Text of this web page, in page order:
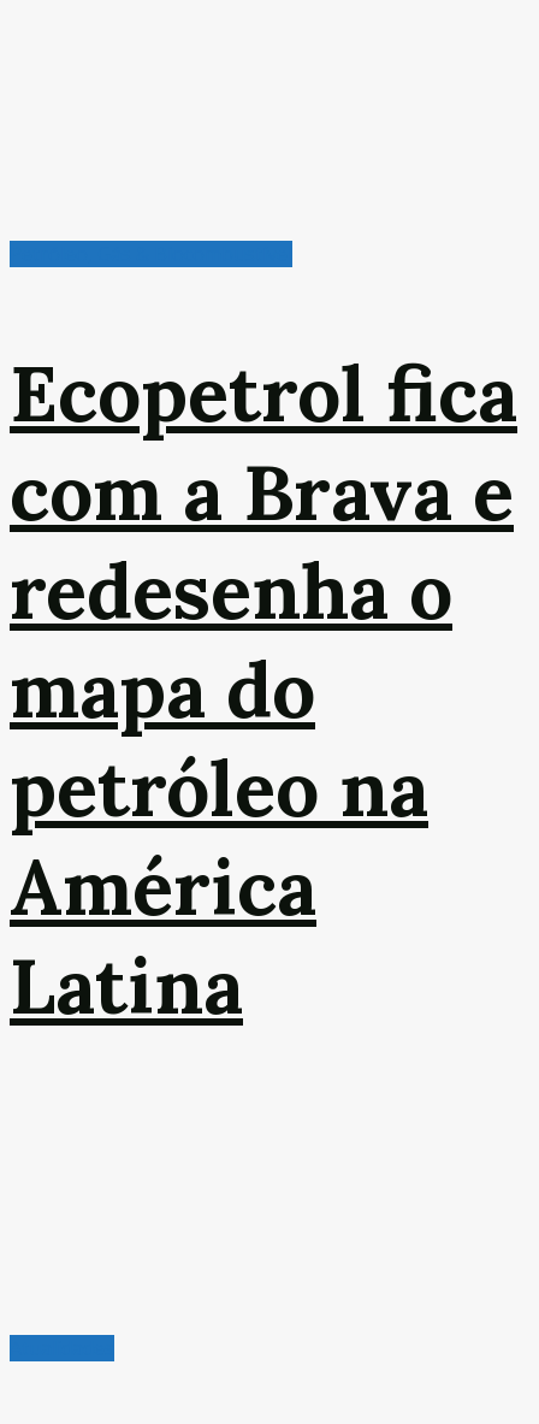
Ecopetrol fica
com a Brava e
redesenha o
mapa do
petróleo na
América
Latina